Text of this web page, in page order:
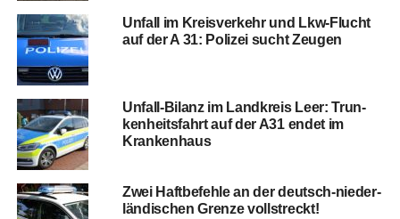
Unfall im Kreis­ver­kehr und Lkw-Flucht
auf der A 31: Poli­zei sucht Zeugen
Unfall-Bilanz im Land­kreis Leer: Trun­
ken­heits­fahrt auf der A31 endet im
Krankenhaus
Zwei Haft­be­feh­le an der deutsch-nie­der­
län­di­schen Gren­ze vollstreckt!